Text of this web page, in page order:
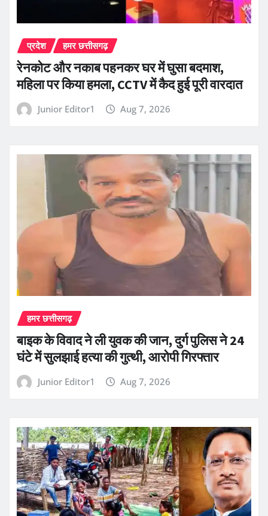
प्रदेश हमर छत्तीसगढ़
रेनकोट और नकाब पहनकर घर में घुसा बदमाश,
महिला पर किया हमला, CCTV में कैद हुई पूरी वारदात
Junior Editor1 Aug 7, 2026
हमर छत्तीसगढ़
बाइक के विवाद ने ली युवक की जान, दुर्ग पुलिस ने 24
घंटे में सुलझाई हत्या की गुत्थी, आरोपी गिरफ्तार
Junior Editor1 Aug 7, 2026